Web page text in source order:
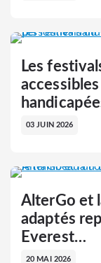
Les
03 JUIN 2026
AlterGo et
adaptés
Everest…
20 MAI 2026